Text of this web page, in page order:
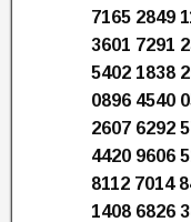
7165 2849
3601 7291
5402 1838
0896 4540
2607 6292
4420 9606
8112 7014
1408 6826